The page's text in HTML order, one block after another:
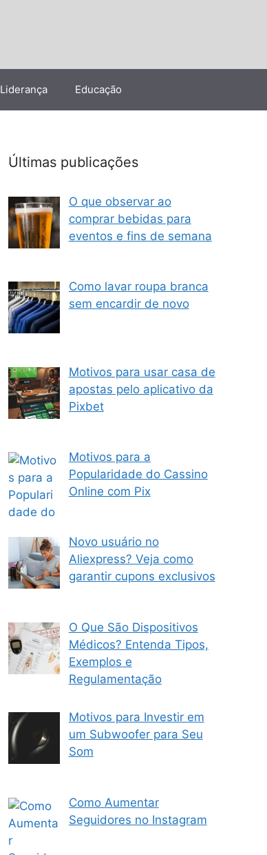
Liderança Educação
Últimas publicações
O que observar ao
comprar bebidas para
eventos e fins de semana
Como lavar roupa branca
sem encardir de novo
Motivos para usar casa de
apostas pelo aplicativo da
Pixbet
Motivos para a
Popularidade do Cassino
Online com Pix
Novo usuário no
Aliexpress? Veja como
garantir cupons exclusivos
O Que São Dispositivos
Médicos? Entenda Tipos,
Exemplos e
Regulamentação
Motivos para Investir em
um Subwoofer para Seu
Som
Como Aumentar
Seguidores no Instagram